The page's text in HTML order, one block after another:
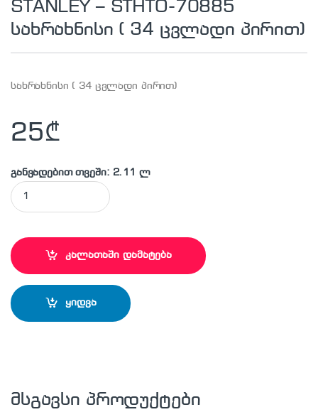
STANLEY – STHTO-70885
სახრახნისი ( 34 ცვლადი პირით)
სახრახნისი ( 34 ცვლადი პირით)
25₾
განვადებით თვეში: 2.11 ლ
STANLEY - STHTO-70885 სახრახნისი ( 34 ცვლადი პირით)
კალათაში დამატება
ყიდვა
მსგავსი პროდუქტები